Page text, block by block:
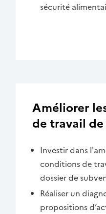
sécurité
Améliorer
de travail de
Investir dans
conditions de
dossier de
Réaliser un
propositions